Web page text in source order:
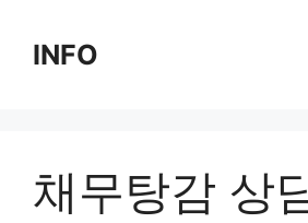
contentINFO
채무탕감 상